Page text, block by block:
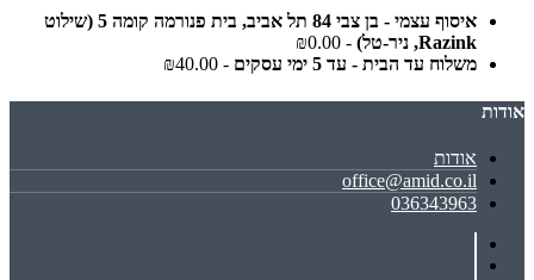
איסוף עצמי - בן צבי 84 תל אביב, בית פנורמה קומה 5 (שילוט
Razink, ניר-טל)
- ₪0.00
משלוח עד הבית - עד 5 ימי עסקים
- ₪40.00
אודות
אודות
office@amid.co.il
036343963